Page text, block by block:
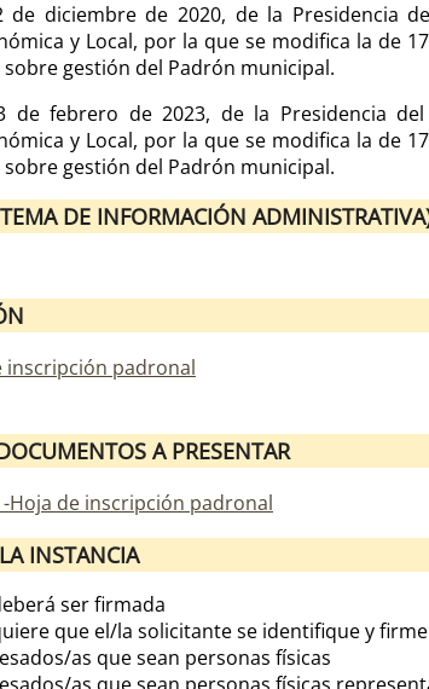
de diciembre de 2020, de la Presidencia
y Local, por la que se modifica la de
gestión del Padrón municipal.
de febrero de 2023, de la Presidencia
y Local, por la que se modifica la de
gestión del Padrón municipal.
DE INFORMACIÓN
inscripción padronal
A PRESENTAR
Hoja de inscripción padronal
INSTANCIA
ser firmada
que el/la solicitante se identifique y
as que sean personas físicas